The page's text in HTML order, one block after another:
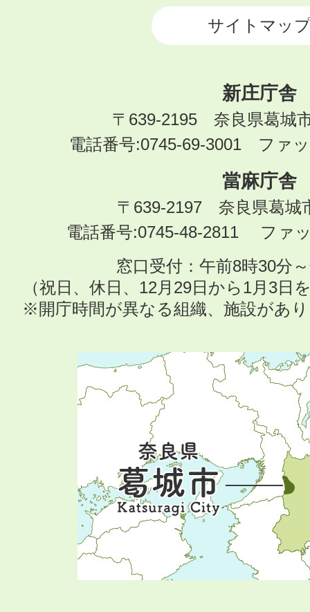
サイトマッ
新庄庁舎
〒639-2195 奈良県葛城
電話番号:0745-69-3001 ファ
當麻庁舎
〒639-2197 奈良県葛城
電話番号:0745-48-2811 ファ
窓口受付：午前8時30分
（祝日、休日、12月29日から1月3日
※開庁時間が異なる組織、施設があ